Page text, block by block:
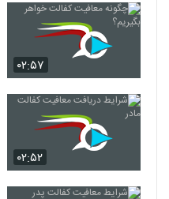
۰۲:۵۷
۰۲:۵۲